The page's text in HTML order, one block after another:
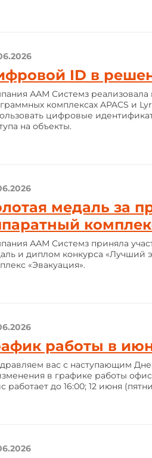
ID в
ААМ Системз
комплексах APACS и
цифровые
на объекты.
медаль за
ААМ Системз приняла
и диплом конкурса «Лучший
«Эвакуация».
работы в
вас с наступающим
в графике работы
работает до 16:00; 12 июня